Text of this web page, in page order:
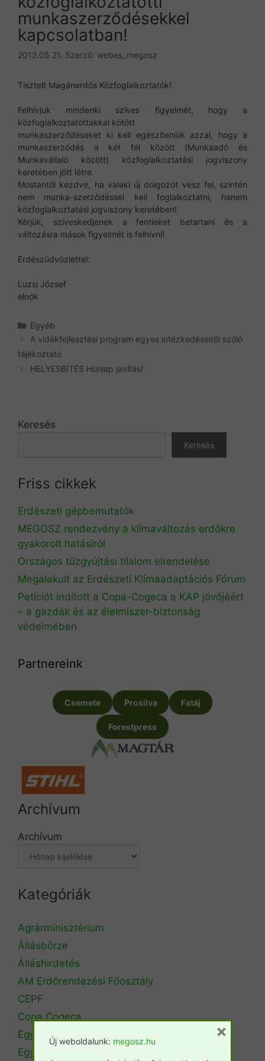
munkaszerződésekkel
kapcsolatban!
2012.05.21. Szerző: webes_megosz
Tisztelt Magánerdős Közfoglalkoztatók!
Felhívjuk mindenki szíves figyelmét, hogy a
közfoglalkoztatottakkal kötött
munkaszerződéseket ki kell egészíteniük azzal, hogy a
munkaszerződés a két fél között (Munkaadó és
Munkavállaló között) közfoglalkoztatási jogviszony
keretében jött létre.
Mostantól kezdve, ha valaki új dolgozót vesz fel, szintén
nem munka-szerződéssel kell foglalkoztatni, hanem
közfoglalkoztatási jogviszony keretében!
Kérjük, szíveskedjenek a fentieket betartani és a
változásra mások figyelmét is felhívni!
Erdészüdvözlettel:
Luzsi József
elnök
Kategória
Egyéb
A vidékfejlesztési program egyes intézkedéseiről szóló
tájékoztató
HELYESBÍTÉS Honlap javítás!
Keresés
Keresés
Friss cikkek
Erdészeti gépbemutatók
MEGOSZ rendezvény a klímaváltozás erdőkre
gyakorolt hatásiról
Országos tűzgyújtási tilalom elrendelése
Megalakult az Erdészeti Klímaadaptációs Fórum
Petíciót indított a Copa-Cogeca a KAP jövőjéért
– a gazdák és az élelmiszer-biztonság
védelmében
Partnereink
Csemete Prosilva Fatáj
Forestpress
Archívum
Archívum
Kategóriák
Agrárminisztérium
Állásbörze
Álláshirdetés
AM Erdőrendezési Főosztály
CEPF
Copa Cogeca
Egyéb
Egyetemi hírek
Új weboldalunk: megosz.hu
×